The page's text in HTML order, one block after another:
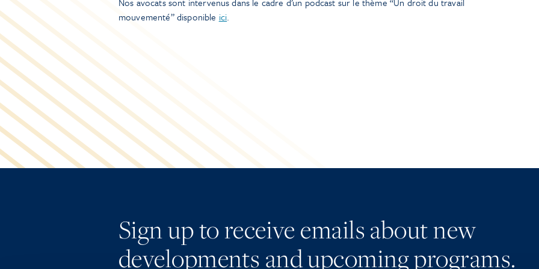
mouvementé” disponible ici.
Sign up to receive emails about new
developments and upcoming programs.